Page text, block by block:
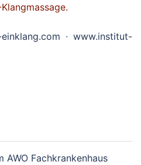
∙ www.institut-
AWO Fachkrankenhaus